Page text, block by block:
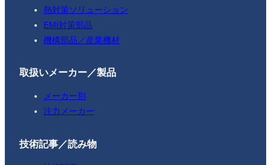
熱対策ソリューション
EMI対策部品
機構部品／産業機材
取扱いメーカー／製品
メーカー別
注力メーカー
技術記事／読み物